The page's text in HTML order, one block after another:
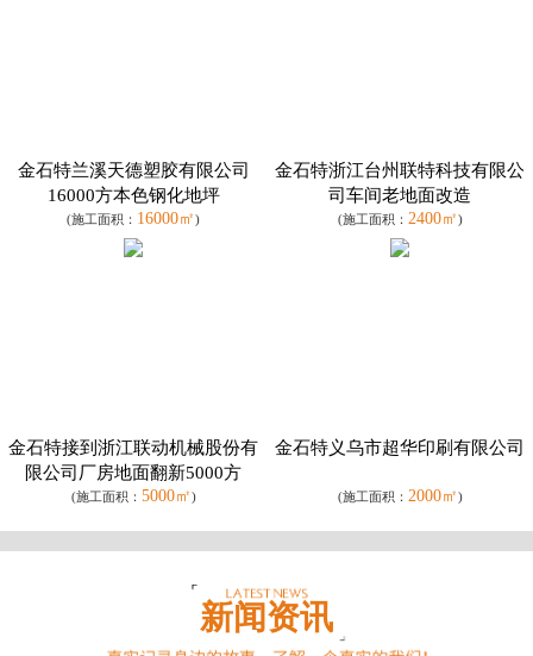
金石特兰溪天德塑胶有限公司
16000方本色钢化地坪
(施工面积： 16000㎡)
金石特浙江台州联特科技有限公
司车间老地面改造
(施工面积： 2400㎡)
金石特接到浙江联动机械股份有
限公司厂房地面翻新5000方
(施工面积： 5000㎡)
金石特义乌市超华印刷有限公司
(施工面积： 2000㎡)
新闻资讯